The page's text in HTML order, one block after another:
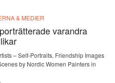
& MEDIER
varandra
– Self-Portraits, Friendship Images
by Nordic Women Painters in